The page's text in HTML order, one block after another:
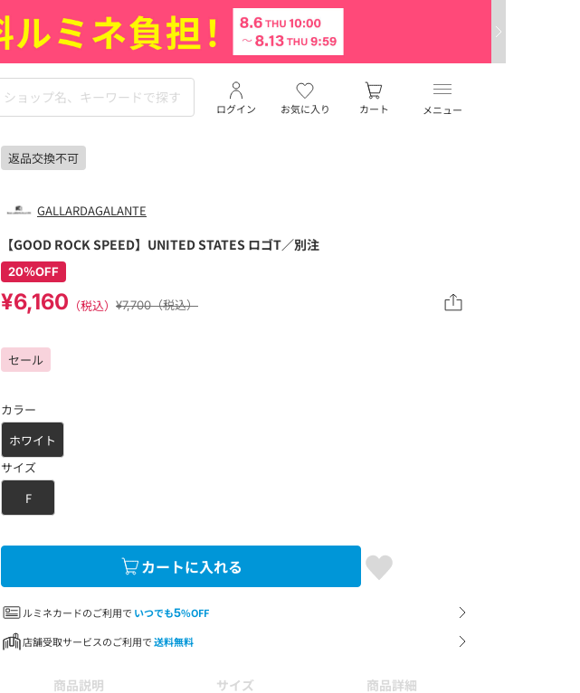
メニュー
お気に入り
ログイン カート
返品交換不可
GALLARDAGALANTE
【GOOD ROCK SPEED】UNITED STATES ロゴT／別注
20％OFF
¥6,160 （税込） ¥7,700（税込）
セール
カラー
ホワイト
サイズ
F
カートに入れる
ルミネカードのご利用で いつでも5%OFF
店舗受取サービスのご利用で送料無料
商品説明 サイズ 商品詳細